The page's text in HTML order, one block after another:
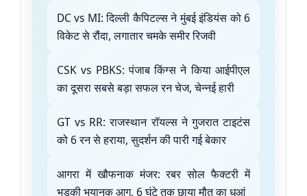
DC vs MI: दिल्ली कैपिटल्स ने मुंबई इंडियंस को 6
विकेट से रौंदा, लगातार चमके समीर रिजवी
CSK vs PBKS: पंजाब किंग्स ने किया आईपीएल
का दूसरा सबसे बड़ा सफल रन चेज, चेन्नई हारी
GT vs RR: राजस्थान रॉयल्स ने गुजरात टाइटंस
को 6 रन से हराया, सुदर्शन की पारी गई बेकार
आगरा में खौफनाक मंजर: रबर सोल फैक्टरी में
भड़की भयानक आग, 6 घंटे तक छाया मौत का धुआं